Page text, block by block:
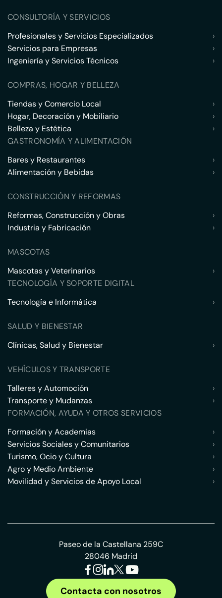
CONSULTORÍA Y SERVICIOS
Profesionales y Servicios Especializados
›
Servicios para Empresas
›
Ingeniería y Servicios Técnicos
›
COMPRAS, HOGAR Y BELLEZA
Tiendas y Comercio Local
›
Hogar, Decoración y Mobiliario
›
Belleza y Estética
›
GASTRONOMÍA Y ALIMENTACIÓN
Bares y Restaurantes
›
Alimentación y Bebidas
›
CONSTRUCCIÓN Y REFORMAS
Reformas, Construcción y Obras
›
Industria y Fabricación
›
MASCOTAS
Mascotas y Veterinarios
›
TECNOLOGÍA Y SOPORTE DIGITAL
Tecnología e Informática
›
SALUD Y BIENESTAR
Clínicas, Salud y Bienestar
›
VEHÍCULOS Y TRANSPORTE
Talleres y Automoción
›
Transporte y Mudanzas
›
FORMACIÓN, AYUDA Y OTROS SERVICIOS
Formación y Academias
›
Servicios Sociales y Comunitarios
›
Turismo, Ocio y Cultura
›
Agro y Medio Ambiente
›
Movilidad y Servicios de Apoyo Local
›
Paseo de la Castellana 259C
28046 Madrid
Contacta con nosotros